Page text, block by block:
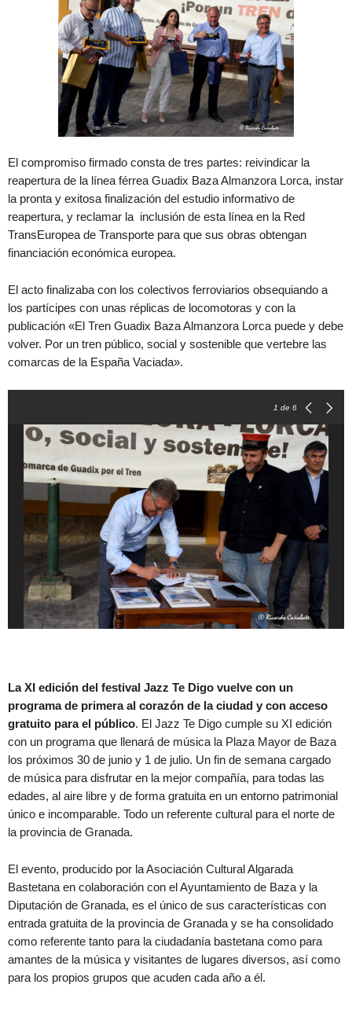
El compromiso firmado consta de tres partes: reivindicar la
reapertura de la línea férrea Guadix Baza Almanzora Lorca, instar
la pronta y exitosa finalización del estudio informativo de
reapertura, y reclamar la inclusión de esta línea en la Red
TransEuropea de Transporte para que sus obras obtengan
financiación económica europea.
El acto finalizaba con los colectivos ferroviarios obsequiando a
los partícipes con unas réplicas de locomotoras y con la
publicación «El Tren Guadix Baza Almanzora Lorca puede y debe
volver. Por un tren público, social y sostenible que vertebre las
comarcas de la España Vaciada».
1 de 6
La XI edición del festival Jazz Te Digo vuelve con un
programa de primera al corazón de la ciudad y con acceso
gratuito para el público. El Jazz Te Digo cumple su XI edición
con un programa que llenará de música la Plaza Mayor de Baza
los próximos 30 de junio y 1 de julio. Un fin de semana cargado
de música para disfrutar en la mejor compañía, para todas las
edades, al aire libre y de forma gratuita en un entorno patrimonial
único e incomparable. Todo un referente cultural para el norte de
la provincia de Granada.
El evento, producido por la Asociación Cultural Algarada
Bastetana en colaboración con el Ayuntamiento de Baza y la
Diputación de Granada, es el único de sus características con
entrada gratuita de la provincia de Granada y se ha consolidado
como referente tanto para la ciudadanía bastetana como para
amantes de la música y visitantes de lugares diversos, así como
para los propios grupos que acuden cada año a él.